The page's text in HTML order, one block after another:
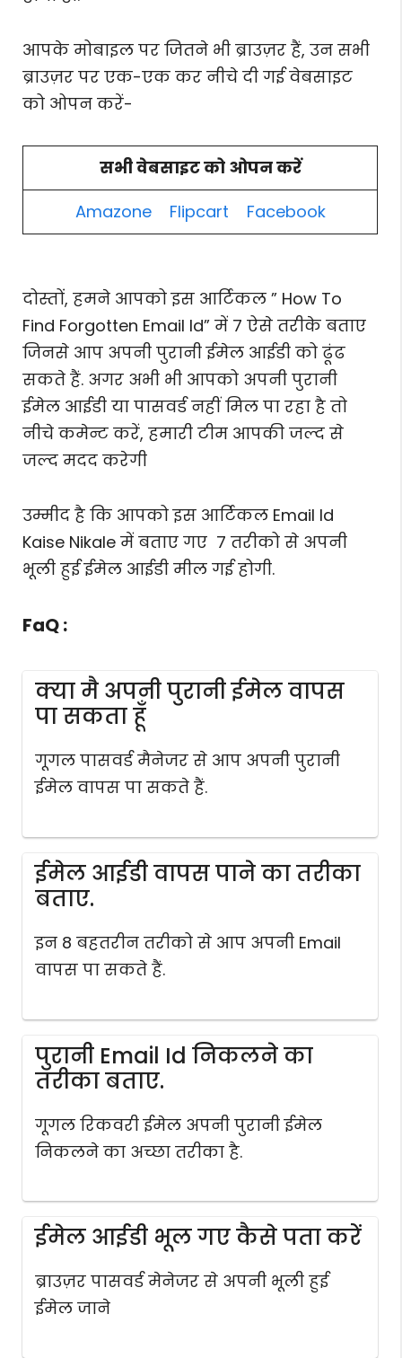
आपके मोबाइल पर जितने भी ब्राउज़र हैं, उन सभी
ब्राउज़र पर एक-एक कर नीचे दी गई वेबसाइट
को ओपन करें-
सभी वेबसाइट को ओपन करें
Amazone
Flipcart Facebook
दोस्तों, हमने आपको इस आर्टिकल ” How To
Find Forgotten Email Id” में 7 ऐसे तरीके बताए
जिनसे आप अपनी पुरानी ईमेल आईडी को ढूंढ
सकते हैं. अगर अभी भी आपको अपनी पुरानी
ईमेल आईडी या पासवर्ड नहीं मिल पा रहा है तो
नीचे कमेन्ट करें, हमारी टीम आपकी जल्द से
जल्द मदद करेगी
उम्मीद है कि आपको इस आर्टिकल Email Id
Kaise Nikale में बताए गए 7 तरीको से अपनी
भूली हुई ईमेल आईडी मील गई होगी.
FaQ :
क्या मै अपनी पुरानी ईमेल वापस
पा सकता हूँ
गूगल पासवर्ड मैनेजर से आप अपनी पुरानी
ईमेल वापस पा सकते हैं.
ईमेल आईडी वापस पाने का तरीका
बताए.
इन 8 बहतरीन तरीको से आप अपनी Email
वापस पा सकते हैं.
पुरानी Email Id निकलने का
तरीका बताए.
गूगल रिकवरी ईमेल अपनी पुरानी ईमेल
निकलने का अच्छा तरीका है.
ईमेल आईडी भूल गए कैसे पता करें
ब्राउज़र पासवर्ड मेनेजर से अपनी भूली हुई
ईमेल जाने